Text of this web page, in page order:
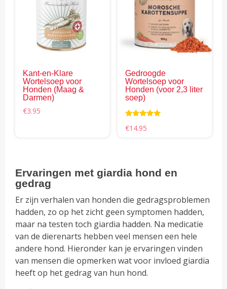
Kant-en-Klare
Wortelsoep voor
Honden (Maag &
Darmen)
€3.95
Gedroogde
Wortelsoep voor
Honden (voor 2,3 liter
soep)
5.00
€14.95
Ervaringen met giardia hond en
gedrag
Er zijn verhalen van honden die gedragsproblemen
hadden, zo op het zicht geen symptomen hadden,
maar na testen toch giardia hadden. Na medicatie
van de dierenarts hebben veel mensen een hele
andere hond. Hieronder kan je ervaringen vinden
van mensen die opmerken wat voor invloed giardia
heeft op het gedrag van hun hond.